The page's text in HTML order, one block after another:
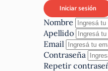
Nombre
Apellido
Email
Contraseña
Repetir